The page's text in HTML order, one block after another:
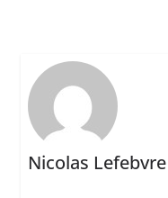
Nicolas Lefebvre